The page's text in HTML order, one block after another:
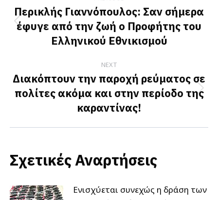
navigation
Previous
post:
Περικλής Γιαννόπουλος: Σαν σήμερα
έφυγε από την ζωή ο Προφήτης του
Ελληνικού Εθνικισμού
NEXT
Next
post:
Διακόπτουν την παροχή ρεύματος σε
πολίτες ακόμα και στην περίοδο της
καραντίνας!
Σχετικές Αναρτήσεις
Ενισχύεται συνεχώς η δράση των